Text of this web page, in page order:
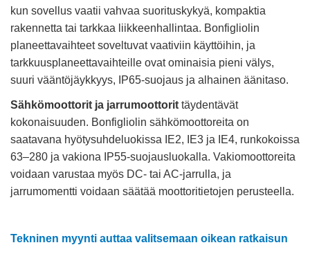
kun sovellus vaatii vahvaa suorituskykyä, kompaktia
rakennetta tai tarkkaa liikkeenhallintaa. Bonfigliolin
planeettavaihteet soveltuvat vaativiin käyttöihin, ja
tarkkuusplaneettavaihteille ovat ominaisia pieni välys,
suuri vääntöjäykkyys, IP65-suojaus ja alhainen äänitaso.
Sähkömoottorit ja jarrumoottorit täydentävät
kokonaisuuden. Bonfigliolin sähkömoottoreita on
saatavana hyötysuhdeluokissa IE2, IE3 ja IE4, runkokoissa
63–280 ja vakiona IP55-suojausluokalla. Vakiomoottoreita
voidaan varustaa myös DC- tai AC-jarrulla, ja
jarrumomentti voidaan säätää moottoritietojen perusteella.
Tekninen myynti auttaa valitsemaan oikean ratkaisun